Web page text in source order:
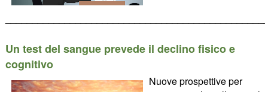
Un test del sangue prevede il declino fisico e
cognitivo
Nuove prospettive per